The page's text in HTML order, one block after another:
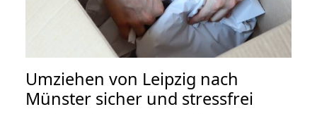
Umziehen von Leipzig nach
Münster sicher und stressfrei